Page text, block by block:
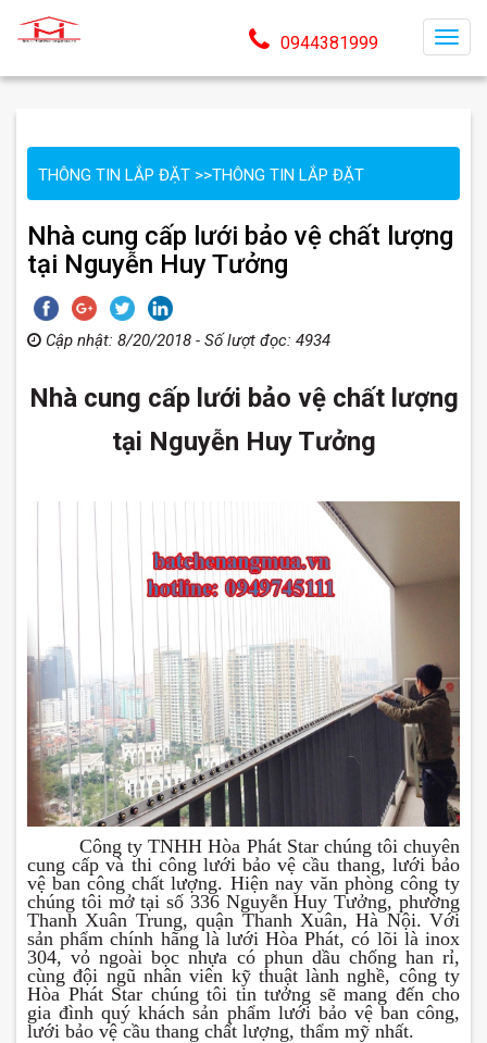
T
l
n
a
i
0944381999
THÔNG TIN LẮP ĐẶT >>THÔNG TIN LẮP ĐẶT
Nhà cung cấp lưới bảo vệ chất lượng
tại Nguyễn Huy Tưởng
Cập nhật: 8/20/2018 - Số lượt đọc: 4934
Nhà cung cấp lưới bảo vệ chất lượng
tại Nguyễn Huy Tưởng
Công ty TNHH Hòa Phát Star chúng tôi chuyên
cung cấp và thi công lưới bảo vệ cầu thang, lưới bảo
vệ ban công chất lượng. Hiện nay văn phòng công ty
chúng tôi mở tại số 336 Nguyễn Huy Tưởng, phường
Thanh Xuân Trung, quận Thanh Xuân, Hà Nội. Với
sản phẩm chính hãng là lưới Hòa Phát, có lõi là inox
304, vỏ ngoài bọc nhựa có phun dầu chống han rỉ,
cùng đội ngũ nhân viên kỹ thuật lành nghề, công ty
Hòa Phát Star chúng tôi tin tưởng sẽ mang đến cho
gia đình quý khách sản phẩm lưới bảo vệ ban công,
lưới bảo vệ cầu thang chất lượng, thẩm mỹ nhất.